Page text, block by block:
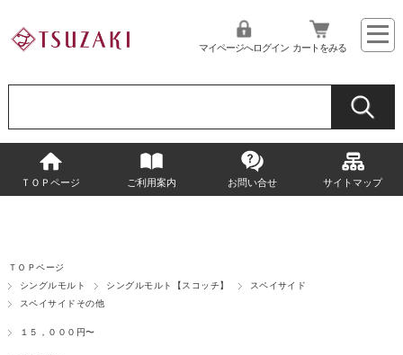
マイページへログイン カートをみる
ＴＯＰページ ご利用案内 お問い合せ サイトマップ
ＴＯＰページ
シングルモルト
シングルモルト【スコッチ】
スペイサイド
スペイサイドその他
１５，０００円〜